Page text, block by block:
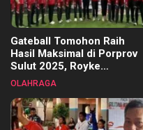
Gateball Tomohon Raih
Hasil Maksimal di Porprov
Sulut 2025, Royke
Tangkawarouw Ucapkan
OLAHRAGA